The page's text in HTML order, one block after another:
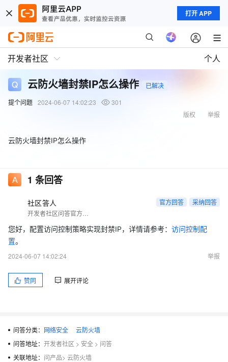
打开 APP
开发者社区 个人
云防火墙封禁IP怎么操作
已解决
提个问题 2024-06-07 14:02:23
301
举报
版权
云防火墙封禁IP怎么操作
1 条回答
社区答人 官方回答 采纳回答
您好，配置访问控制策略实现封禁IP，详情请参考： 访问控制配
置。
2024-06-07 14:02:24
举报
赞同 展开评论
问答分类： 网络安全
云防火墙
问答地址： 开发者社区 > 安全 > 问答
关联地址： 问产品> 云防火墙